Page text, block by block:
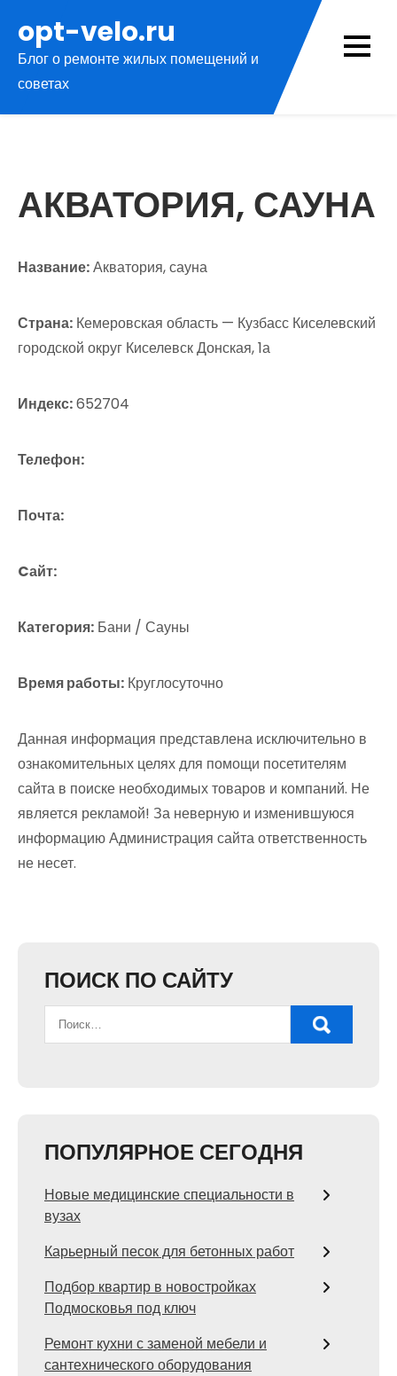
содержимому
opt-velo.ru
Блог о ремонте жилых помещений и
советах
АКВАТОРИЯ, САУНА
Название:Акватория, сауна
Страна: Кемеровская область — Кузбасс Киселевский
городской округ Киселевск Донская, 1а
Индекс:652704
Телефон:
Почта:
Cайт:
Категория: Бани / Сауны
Время работы: Круглосуточно
Данная информация представлена исключительно в
ознакомительных целях для помощи посетителям
сайта в поиске необходимых товаров и компаний. Не
является рекламой! За неверную и изменившуюся
информацию Администрация сайта ответственность
не несет.
ПОИСК ПО САЙТУ
ПОПУЛЯРНОЕ СЕГОДНЯ
Новые медицинские специальности в
вузах
Карьерный песок для бетонных работ
Подбор квартир в новостройках
Подмосковья под ключ
Ремонт кухни с заменой мебели и
сантехнического оборудования